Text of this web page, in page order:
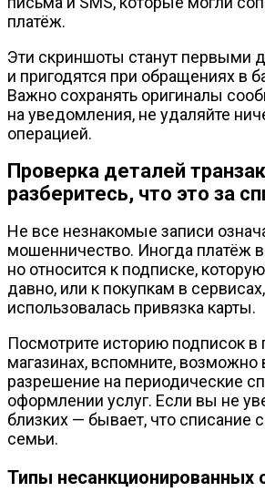
платёж.
Эти скриншоты станут первыми
и пригодятся при обращениях в
Важно сохранять оригиналы
на уведомления, не удаляйте
операцией.
Проверка деталей
разберитесь, что это за
Не все незнакомые записи
мошенничество. Иногда платёж
но относится к подписке,
давно, или к покупкам в
использовалась привязка карты.
Посмотрите историю подписок в
магазинах, вспомните, возможно
разрешение на периодические
оформлении услуг. Если вы не
близких — бывает, что списание
семьи.
Типы несанкционированных